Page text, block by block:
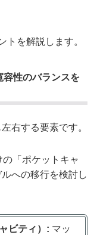
トを解説します。
性のバランスを
右する要素です。
「ポケットキャ
への移行を検討し
ビティ）: マッ